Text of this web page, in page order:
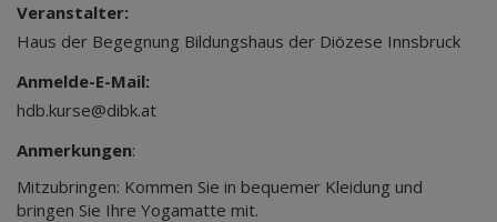
Veranstalter:
Haus der Begegnung Bildungshaus der Diözese Innsbruck
Anmelde-E-Mail:
hdb.kurse@dibk.at
Anmerkungen:
Mitzubringen: Kommen Sie in bequemer Kleidung und
bringen Sie Ihre Yogamatte mit.